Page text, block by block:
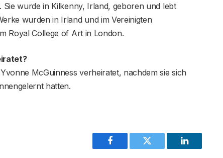
wurde in Kilkenny, Irland, geboren und lebt
wurden in Irland und im Vereinigten
Royal College of Art in London.
McGuinness verheiratet, nachdem sie sich
hatten.
Facebook Twitter LinkedIn